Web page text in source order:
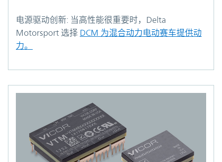
电源驱动创新: 当高性能很重要时，Delta
Motorsport 选择 DCM 为混合动力电动赛车提供动
力。